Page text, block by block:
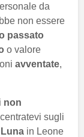
da
non essere
passato
o valore
avventate,
non
sugli
Luna in Leone